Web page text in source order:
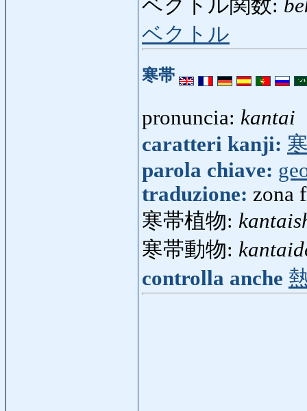
ベクトル関数:
ベクトル
寒帯
pronuncia: kantai
caratteri kanji:
parola chiave:
traduzione: zona
寒帯植物:
寒帯動物:
controlla anche